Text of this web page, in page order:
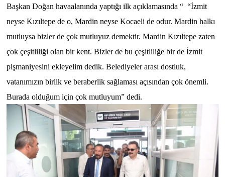
Başkan Doğan havaalanında yaptığı ilk açıklamasında “ “İzmit
neyse Kızıltepe de o, Mardin neyse Kocaeli de odur. Mardin halkı
mutluysa bizler de çok mutluyuz demektir. Mardin Kızıltepe zaten
çok çeşitliliği olan bir kent. Bizler de bu çeşitliliğe bir de İzmit
pişmaniyesini ekleyelim dedik. Belediyeler arası dostluk,
vatanımızın birlik ve beraberlik sağlaması açısından çok önemli.
Burada olduğum için çok mutluyum” dedi.